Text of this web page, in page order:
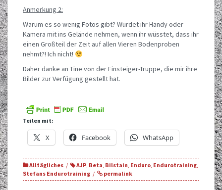
Anmerkung 2:
Warum es so wenig Fotos gibt? Würdet ihr Handy oder
Kamera mit ins Gelände nehmen, wenn ihr wüsstet, dass ihr
einen Großteil der Zeit auf allen Vieren Bodenproben
nehmt?! Ich nicht!
Daher danke an Tine von der Einsteiger-Truppe, die mir ihre
Bilder zur Verfügung gestellt hat.
Teilen mit:
X Facebook WhatsApp
Alltägliches AJP, Beta, Bilstain, Enduro, Endurotraining,
Stefans Endurotraining
permalink